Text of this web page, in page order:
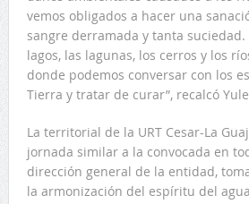
vemos obligados a hacer una
sangre derramada y tanta suciedad.
lagos, las lagunas, los cerros y los
donde podemos conversar con los
Tierra y tratar de curar”, recalcó
La territorial de la URT Cesar-La
jornada similar a la convocada en
dirección general de la entidad,
la armonización del espíritu del